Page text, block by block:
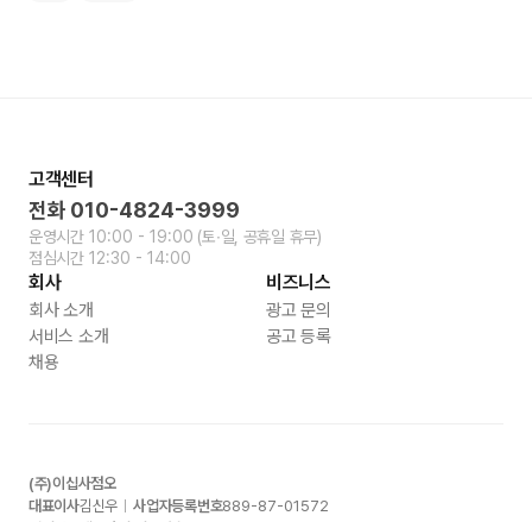
고객센터
전화 010-4824-3999
운영시간 10:00 - 19:00 (토∙일, 공휴일 휴무)
점심시간 12:30 - 14:00
회사
회사 소개
서비스 소개
채용
비즈니스
광고 문의
공고 등록
(주)이십사점오
대표이사김신우 사업자등록번호889-87-01572